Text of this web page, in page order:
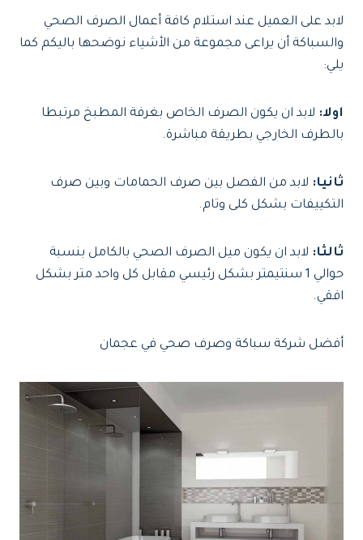
لابد على العميل عند استلام كافة أعمال الصرف الصحي
والسباكة أن يراعى مجموعة من الأشياء نوضحها باليكم كما
يلي:
اولا: لابد ان يكون الصرف الخاص بغرفة المطبخ مرتبطا
بالطرف الخارجي بطريقة مباشرة.
ثانيا: لابد من الفصل بين صرف الحمامات وبين صرف
التكييفات بشكل كلى وتام.
ثالثا: لابد ان يكون ميل الصرف الصحي بالكامل بنسبة
حوالي 1 سنتيمتر بشكل رئيسي مقابل كل واحد متر بشكل
افقي.
أفضل شركة سباكة وصرف صحي في عجمان